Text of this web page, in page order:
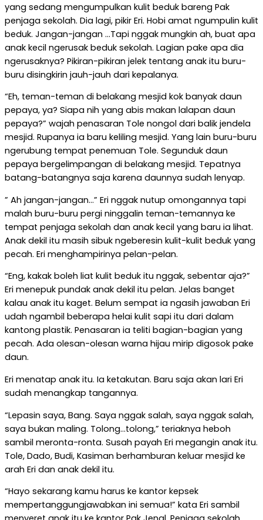
yang sedang mengumpulkan kulit beduk bareng Pak
penjaga sekolah. Dia lagi, pikir Eri. Hobi amat ngumpulin kulit
beduk. Jangan-jangan …Tapi nggak mungkin ah, buat apa
anak kecil ngerusak beduk sekolah. Lagian pake apa dia
ngerusaknya? Pikiran-pikiran jelek tentang anak itu buru-
buru disingkirin jauh-jauh dari kepalanya.
“Eh, teman-teman di belakang mesjid kok banyak daun
pepaya, ya? Siapa nih yang abis makan lalapan daun
pepaya?” wajah penasaran Tole nongol dari balik jendela
mesjid. Rupanya ia baru keliling mesjid. Yang lain buru-buru
ngerubung tempat penemuan Tole. Segunduk daun
pepaya bergelimpangan di belakang mesjid. Tepatnya
batang-batangnya saja karena daunnya sudah lenyap.
” Ah jangan-jangan…” Eri nggak nutup omongannya tapi
malah buru-buru pergi ninggalin teman-temannya ke
tempat penjaga sekolah dan anak kecil yang baru ia lihat.
Anak dekil itu masih sibuk ngeberesin kulit-kulit beduk yang
pecah. Eri menghampirinya pelan-pelan.
“Eng, kakak boleh liat kulit beduk itu nggak, sebentar aja?”
Eri menepuk pundak anak dekil itu pelan. Jelas banget
kalau anak itu kaget. Belum sempat ia ngasih jawaban Eri
udah ngambil beberapa helai kulit sapi itu dari dalam
kantong plastik. Penasaran ia teliti bagian-bagian yang
pecah. Ada olesan-olesan warna hijau mirip digosok pake
daun.
Eri menatap anak itu. Ia ketakutan. Baru saja akan lari Eri
sudah menangkap tangannya.
“Lepasin saya, Bang. Saya nggak salah, saya nggak salah,
saya bukan maling. Tolong…tolong,” teriaknya heboh
sambil meronta-ronta. Susah payah Eri megangin anak itu.
Tole, Dado, Budi, Kasiman berhamburan keluar mesjid ke
arah Eri dan anak dekil itu.
“Hayo sekarang kamu harus ke kantor kepsek
mempertanggungjawabkan ini semua!” kata Eri sambil